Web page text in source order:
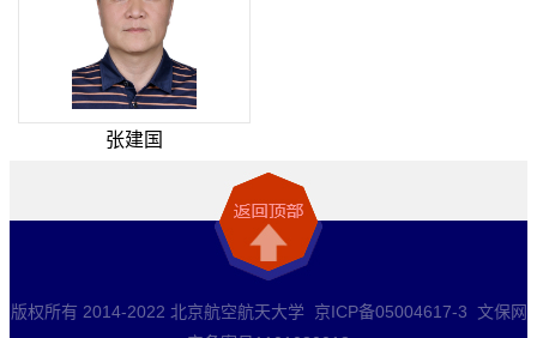
张建国
版权所有 2014-2022 北京航空航天大学 京ICP备05004617-3 文保网